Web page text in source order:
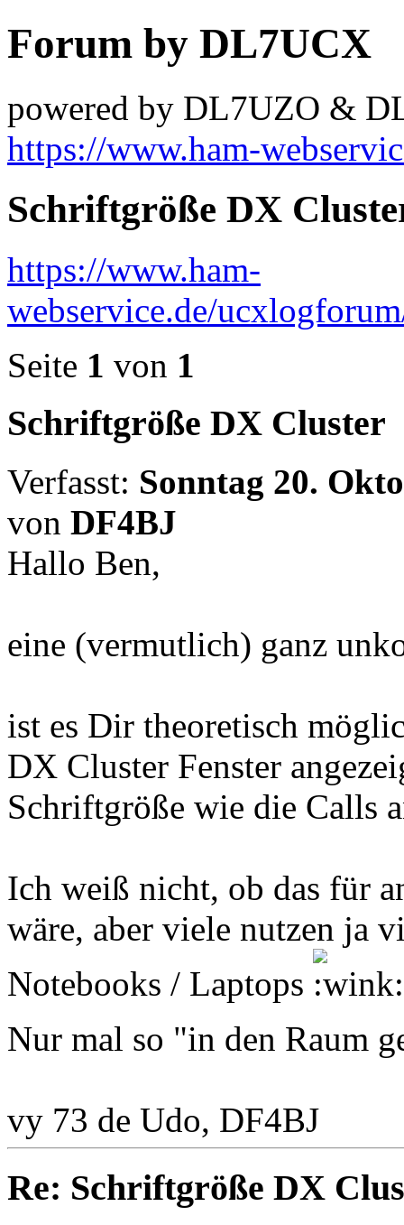
Forum by DL7UCX
powered by DL7UZO &
https://www.ham-
Schriftgröße DX
https://www.ham-
webservice.de/
Seite 1 von 1
Schriftgröße DX Cluster
Verfasst: Sonntag 20.
von DF4BJ
Hallo Ben,
eine (vermutlich) ganz
ist es Dir theoretisch
DX Cluster Fenster
Schriftgröße wie die Calls
Ich weiß nicht, ob das für
wäre, aber viele nutzen ja
Notebooks / Laptops
Nur mal so "in den Raum
vy 73 de Udo, DF4BJ
Re: Schriftgröße DX